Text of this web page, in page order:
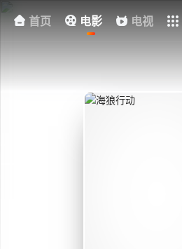
首页 电影 电视